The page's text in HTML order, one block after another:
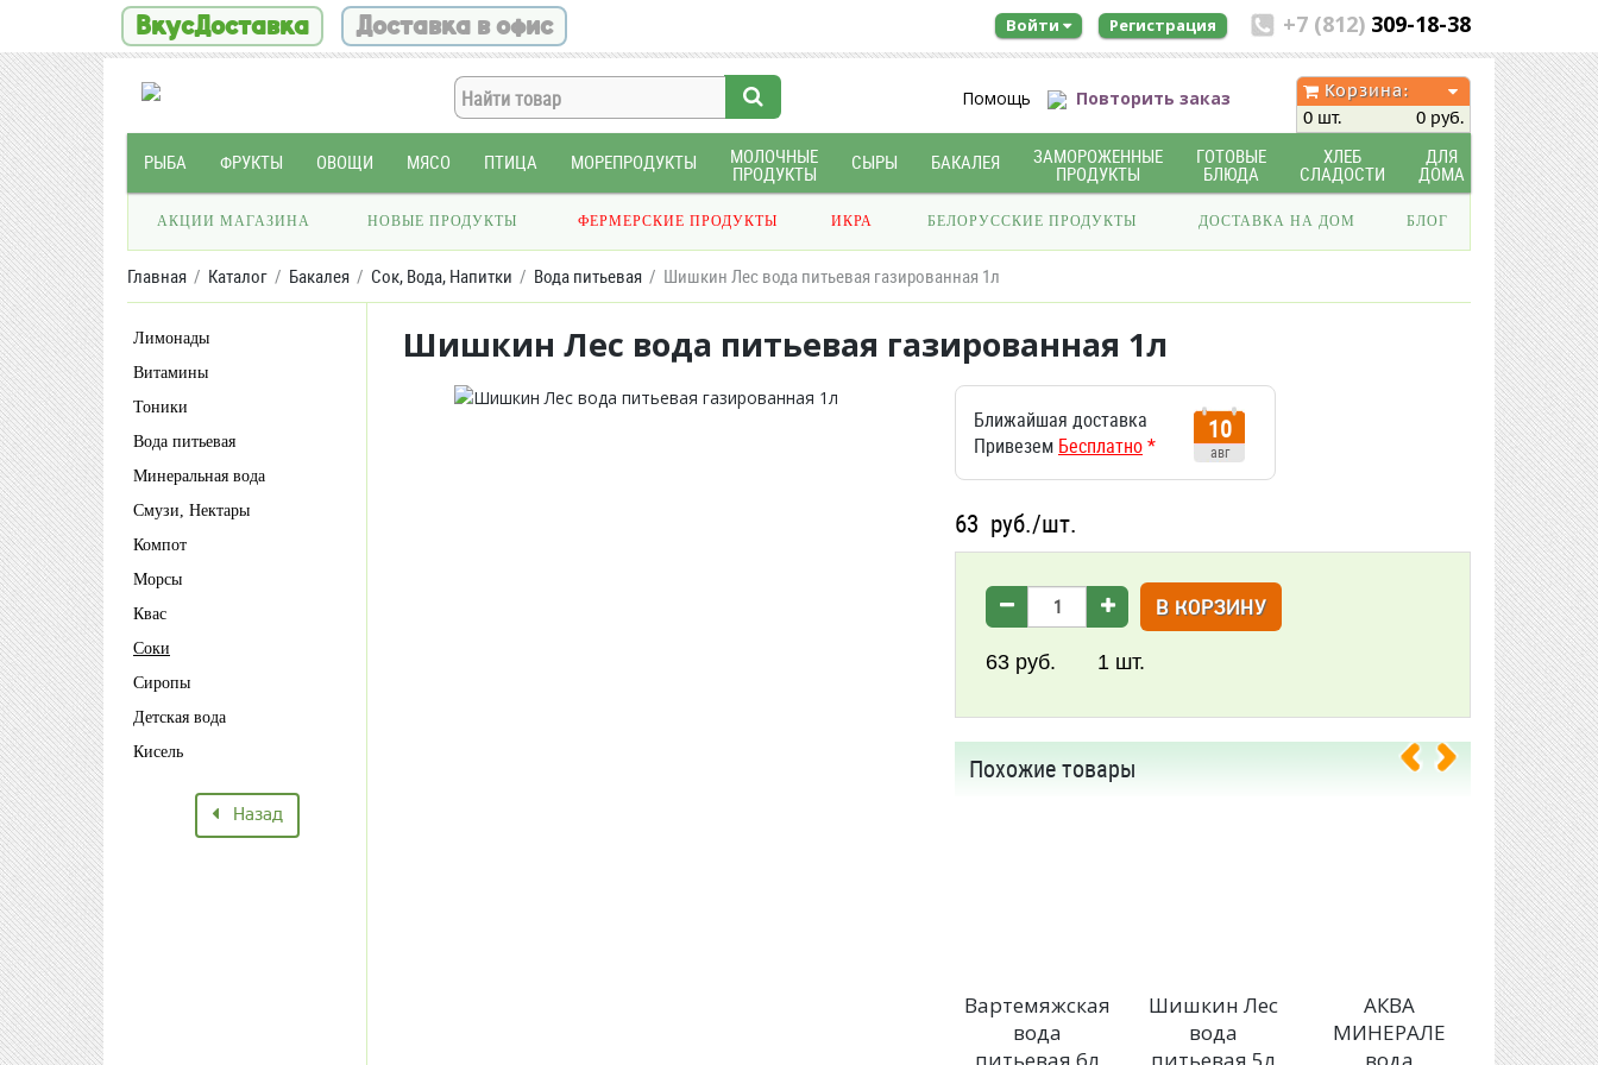
ВкусДоставка Доставка в офис +7 (812) 309-18-38
Войти Регистрация
Помощь Повторить заказ
Корзина:
0 шт.
0 руб.
РЫБА ФРУКТЫ ОВОЩИ МЯСО ПТИЦА МОРЕПРОДУКТЫ МОЛОЧНЫЕ
ПРОДУКТЫ
СЫРЫ БАКАЛЕЯ ЗАМОРОЖЕННЫЕ
ПРОДУКТЫ
ГОТОВЫЕ
БЛЮДА
ХЛЕБ
СЛАДОСТИ
ДЛЯ
ДОМА
АКЦИИ МАГАЗИНА НОВЫЕ ПРОДУКТЫ ФЕРМЕРСКИЕ ПРОДУКТЫ ИКРА БЕЛОРУССКИЕ ПРОДУКТЫ ДОСТАВКА НА ДОМ БЛОГ
Главная Каталог Бакалея Сок, Вода, Напитки Вода питьевая Шишкин Лес вода питьевая газированная 1л
Лимонады
Витамины
Тоники
Вода питьевая
Минеральная вода
Смузи, Нектары
Компот
Морсы
Квас
Соки
Сиропы
Детская вода
Кисель
Назад
Шишкин Лес вода питьевая газированная 1л
Ближайшая доставка
Привезем Бесплатно*
10
авг
63 руб./шт.
В КОРЗИНУ
63 руб. 1 шт.
Похожие товары
Вартемяжская
вода
Шишкин Лес
вода
АКВА
МИНЕРАЛЕ
Шишкин
вода